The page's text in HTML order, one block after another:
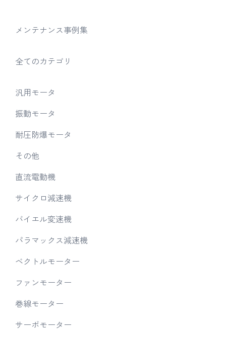
メンテナンス事例集
全てのカテゴリ
汎用モータ
振動モータ
耐圧防爆モータ
その他
直流電動機
サイクロ減速機
バイエル変速機
パラマックス減速機
ベクトルモーター
ファンモーター
巻線モーター
サーボモーター